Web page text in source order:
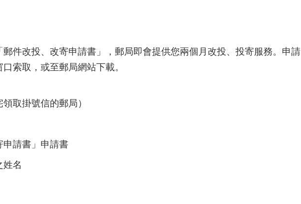
件改投、改寄申請書」，郵局即會提供您兩個月改投、投寄服務。申請
索取，或至郵局網站下載。
取掛號信的郵局）
申請書」申請書
名